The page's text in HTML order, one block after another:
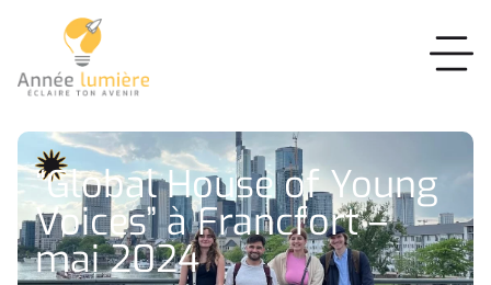
“Global House of Young
Voices” à Francfort –
mai 2024